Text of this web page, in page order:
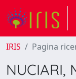
IRIS Pagina
NUCIARI,